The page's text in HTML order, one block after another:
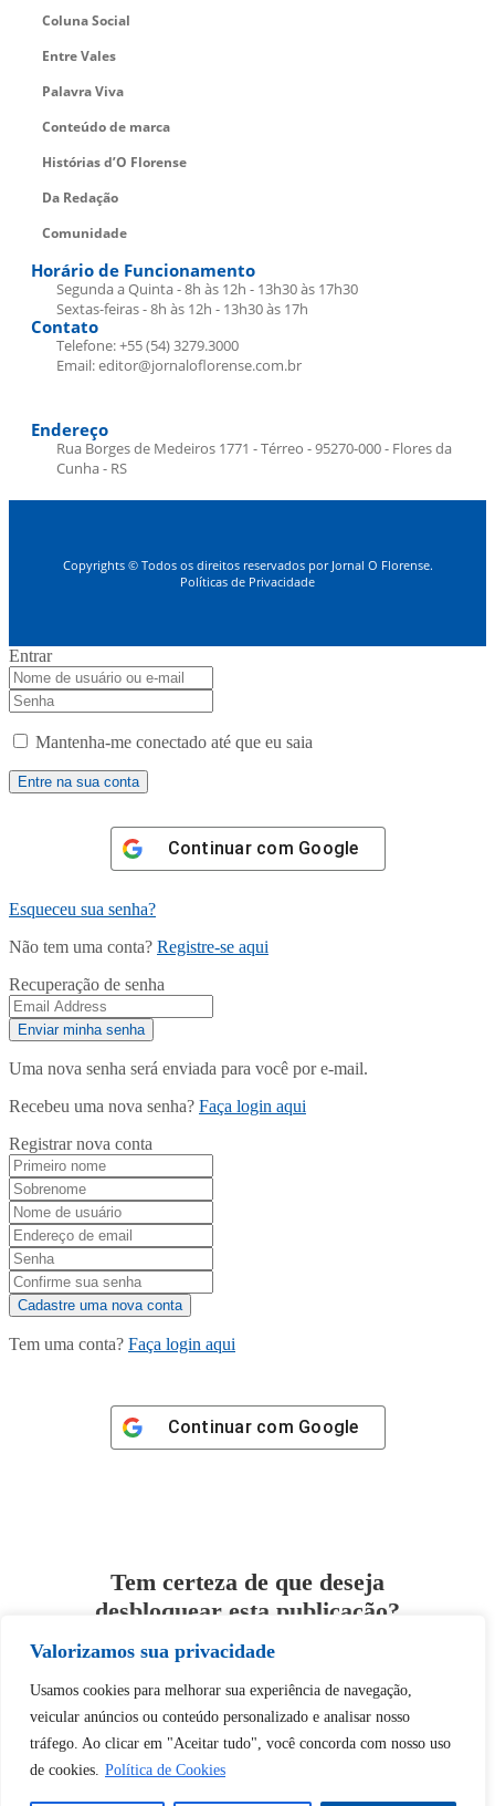
Valorizamos sua privacidade
Usamos cookies para melhorar sua experiência de navegação,
veicular anúncios ou conteúdo personalizado e analisar nosso
tráfego. Ao clicar em "Aceitar tudo", você concorda com nosso uso
de cookies. Política de Cookies
Coluna Social
Entre Vales
Palavra Viva
Conteúdo de marca
Histórias d’O Florense
Da Redação
Comunidade
Horário de Funcionamento
Segunda a Quinta - 8h às 12h - 13h30 às 17h30
Sextas-feiras - 8h às 12h - 13h30 às 17h
Contato
Telefone: +55 (54) 3279.3000
Email: editor@jornaloflorense.com.br
Endereço
Rua Borges de Medeiros 1771 - Térreo - 95270-000 - Flores da
Cunha - RS
Copyrights © Todos os direitos reservados por Jornal O Florense.
Políticas de Privacidade
Entrar
Mantenha-me conectado até que eu saia
Continuar com Google
Esqueceu sua senha?
Não tem uma conta? Registre-se aqui
Recuperação de senha
Uma nova senha será enviada para você por e-mail.
Recebeu uma nova senha? Faça login aqui
Registrar nova conta
Tem uma conta? Faça login aqui
Continuar com Google
Tem certeza de que deseja
desbloquear esta publicação?
Sim Não